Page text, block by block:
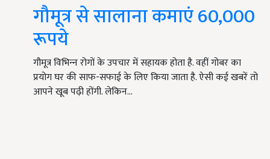
गौमूत्र से सालाना कमाएं 60,000
रूपये
गौमूत्र विभिन्‍न रोगों के उपचार में सहायक होता है. वहीं गोबर का
प्रयोग घर की साफ-सफाई के लिए किया जाता है. ऐसी कई खबरें तो
आपने खूब पढ़ी होंगी. लेकिन…